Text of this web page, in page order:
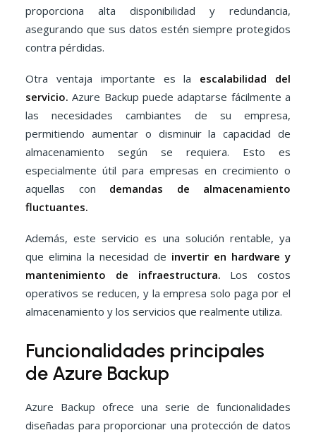
proporciona alta disponibilidad y redundancia,
asegurando que sus datos estén siempre protegidos
contra pérdidas.
Otra ventaja importante es la escalabilidad del
servicio. Azure Backup puede adaptarse fácilmente a
las necesidades cambiantes de su empresa,
permitiendo aumentar o disminuir la capacidad de
almacenamiento según se requiera. Esto es
especialmente útil para empresas en crecimiento o
aquellas con demandas de almacenamiento
fluctuantes.
Además, este servicio es una solución rentable, ya
que elimina la necesidad de invertir en hardware y
mantenimiento de infraestructura. Los costos
operativos se reducen, y la empresa solo paga por el
almacenamiento y los servicios que realmente utiliza.
Funcionalidades principales
de Azure Backup
Azure Backup ofrece una serie de funcionalidades
diseñadas para proporcionar una protección de datos